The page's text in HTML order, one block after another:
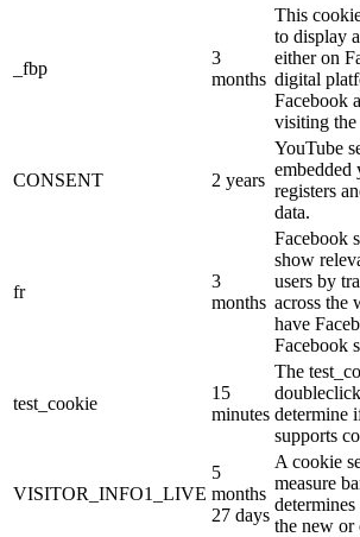
_fbp
3
months
This
to display
either on
digital
Facebook
visiting the
CONSENT 2 years
YouTube
embedded
registers
data.
fr
3
months
Facebook
show
users by
across the
have
Facebook
test_cookie
15
minutes
The
determine
supports
VISITOR_INFO1_LIVE
5
months
27 days
A cookie
measure
the new or